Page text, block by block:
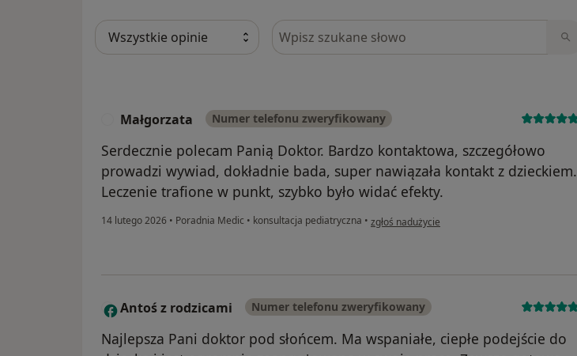
Szukaj w opiniach
Małgorzata Numer telefonu zweryfikowany
Serdecznie polecam Panią Doktor. Bardzo kontaktowa, szczegółowo
prowadzi wywiad, dokładnie bada, super nawiązała kontakt z dzieckiem.
Leczenie trafione w punkt, szybko było widać efekty.
14 lutego 2026 • Poradnia Medic • konsultacja pediatryczna • w opinii użytkownika Małgorzata
zgłoś nadużycie
A Antoś z rodzicami Numer telefonu zweryfikowany
Najlepsza Pani doktor pod słońcem. Ma wspaniałe, ciepłe podejście do